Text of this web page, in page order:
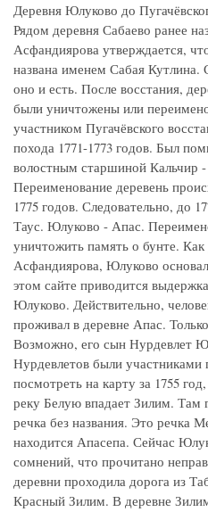
Деревня Юлуково до
Рядом деревня Сабаево ранее
Асфандиярова утверждается,
названа именем Сабая Кутлина.
оно и есть. После восстания,
были уничтожены или
участником Пугачёвского
похода 1771-1773 годов. Был
волостным старшиной Кальчир
Переименование деревень
1775 годов. Следовательно, до
Таус. Юлуково - Апас.
уничтожить память о бунте. Как
Асфандиярова, Юлуково
этом сайте приводится
Юлуково. Действительно,
проживал в деревне Апас.
Возможно, его сын Нурдевлет
Нурдевлетов были участниками
посмотреть на карту за 1755
реку Белую впадает Зилим. Там
речка без названия. Это речка
находится Апасепа. Сейчас
сомнений, что прочитано
деревни проходила дорога из
Красный Зилим. В деревне